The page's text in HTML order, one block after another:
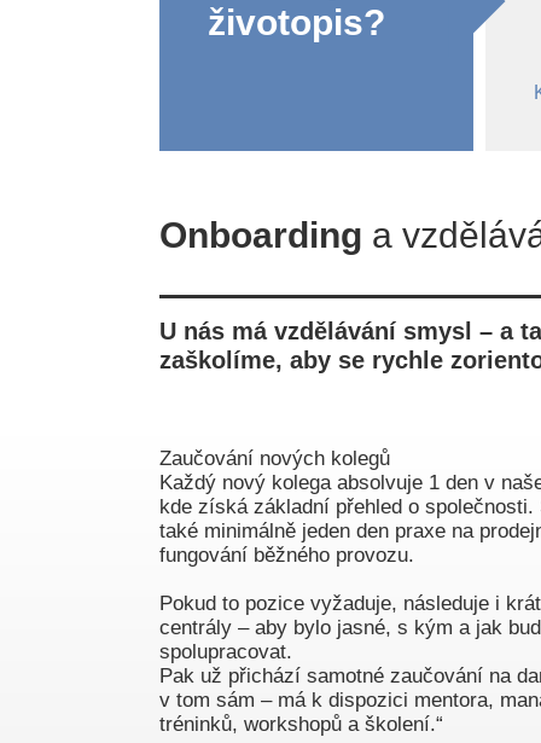
životopis?
Onboarding a
U nás má vzdělávání smysl – a
zaškolíme, aby se rychle
Zaučování nových kolegů
Každý nový kolega absolvuje 1 den v
kde získá základní přehled o
také minimálně jeden den praxe na
fungování běžného provozu.
Pokud to pozice vyžaduje, následuje i
centrály – aby bylo jasné, s kým a jak
spolupracovat.
Pak už přichází samotné zaučování na
v tom sám – má k dispozici mentora,
tréninků, workshopů a školení.“